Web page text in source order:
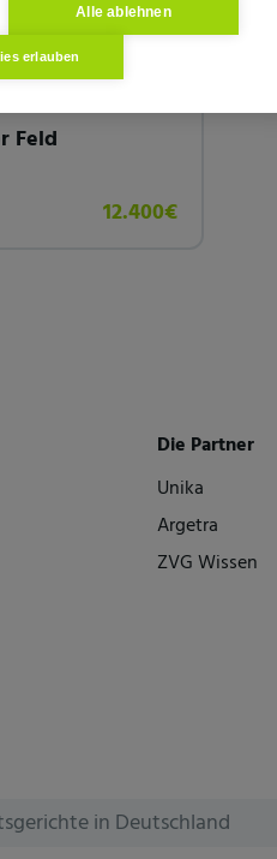
in 69168
Feld
12.400€
Die Partner
Unika
Argetra
ZVG Wissen
in Deutschland
Alle ablehnen
erlauben